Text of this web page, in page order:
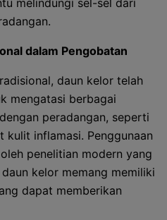
melindungi sel-sel dari
dalam Pengobatan
daun kelor telah
mengatasi berbagai
peradangan, seperti
kulit inflamasi. Penggunaan
penelitian modern yang
kelor memang memiliki
dapat memberikan